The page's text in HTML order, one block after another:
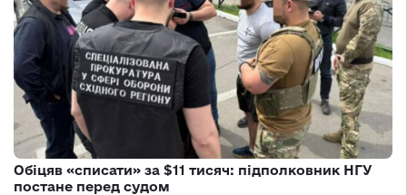
Обіцяв «списати» за $11 тисяч: підполковник НГУ
постане перед судом